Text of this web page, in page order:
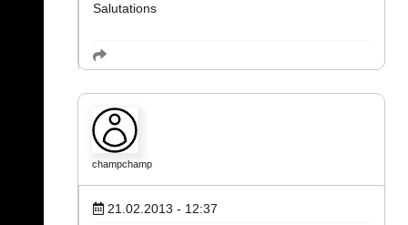
Salutations
champchamp
21.02.2013 - 12:37